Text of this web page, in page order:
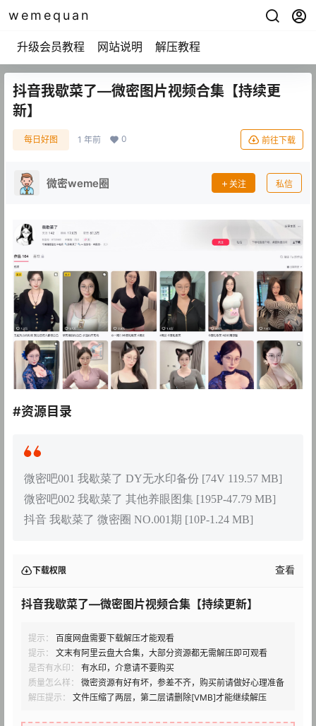
wemequan
升级会员教程 网站说明 解压教程
抖音我歇菜了—微密图片视频合集【持续更
新】
每日好图 1 年前 0 前往下载
微密weme圈 关注 私信
#资源目录
微密吧001 我歇菜了 DY无水印备份 [74V 119.57 MB]
微密吧002 我歇菜了 其他养眼图集 [195P-47.79 MB]
抖音 我歇菜了 微密圈 NO.001期 [10P-1.24 MB]
下载权限 查看
抖音我歇菜了—微密图片视频合集【持续更新】
提示：
百度网盘需要下载解压才能观看
提示：
文末有阿里云盘大合集，大部分资源都无需解压即可观看
是否有水印：
有水印，介意请不要购买
质量怎么样：
微密资源有好有坏，参差不齐，购买前请做好心理准备
解压提示：
文件压缩了两层，第二层请删除[VMB]才能继续解压